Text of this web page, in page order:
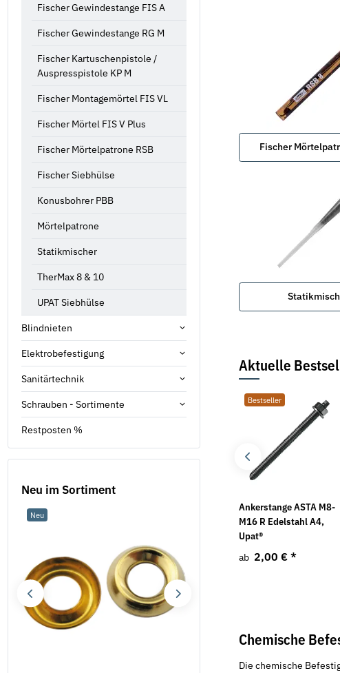
Fischer
Aktuelle
Bestseller
Siebhülse UPM-SH
UPAT
1,03 €*
Bestseller
Ankerstange ASTA M8-
M16 R Edelstahl A4,
Upat®
ab 2,00 € *
Chemische
Die chemische
Fischer Gewindestange FIS A
Fischer Gewindestange RG M
Fischer Kartuschenpistole /
Auspresspistole KP M
Fischer Montagemörtel FIS VL
Fischer Mörtel FIS V Plus
Fischer Mörtelpatrone RSB
Fischer Siebhülse
Konusbohrer PBB
Mörtelpatrone
Statikmischer
TherMax 8 & 10
UPAT Siebhülse
Blindnieten
Elektrobefestigung
Sanitärtechnik
Schrauben - Sortimente
Restposten %
Neu im Sortiment
Neu